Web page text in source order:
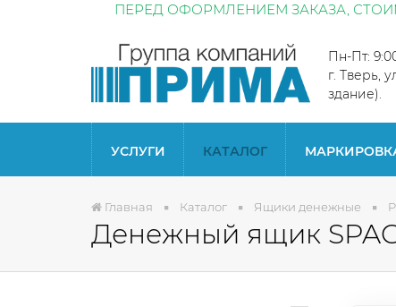
ПЕРЕД ОФОРМЛЕНИЕМ ЗАКАЗА,
Пн-Пт:
г. Тверь,
здание).
УСЛУГИ КАТАЛОГ
Главная Каталог Ящики денежные
Денежный ящик